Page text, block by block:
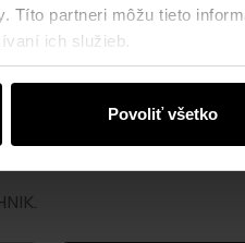
Títo partneri môžu tieto
ich služieb.
Povoliť všetko